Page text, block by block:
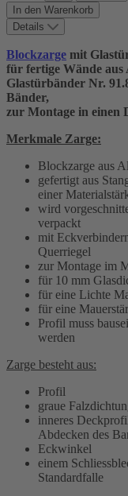
In den Warenkorb
Details
Blockzarge mit
für fertige Wände
Glastürbänder Nr.
Bänder,
zur Montage in einen
Merkmale Zarge:
Blockzarge aus
gefertigt aus
einer
wird
verpackt
mit
Querriegel
zur Montage im
für 10 mm
für eine Lichte
für eine
Profil muss
werden
Zarge besteht aus:
Profil
graue
inneres
Abdecken des
Eckwinkel
einem
Standardfalle